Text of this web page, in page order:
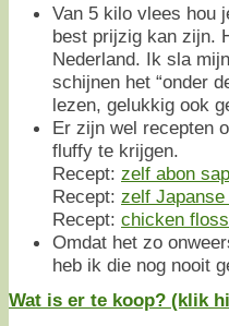
Van 5 kilo vlees hou
best prijzig kan zijn.
Nederland. Ik sla
schijnen het “onder
lezen, gelukkig ook
Er zijn wel recepten
fluffy te krijgen.
Recept: zelf abon
Recept: zelf
Recept: chicken
Omdat het zo
heb ik die nog nooit
Wat is er te koop? (klik